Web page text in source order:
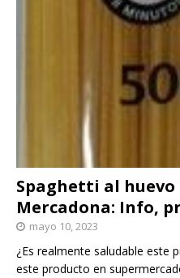
Spaghetti al huevo
Mercadona: Info,
mayo 10, 2023
¿Es realmente saludable este
este producto en